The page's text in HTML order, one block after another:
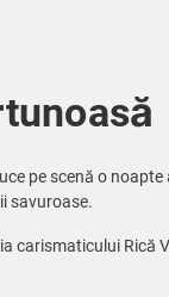
pe scenă o
savuroase.
carismaticului Rică